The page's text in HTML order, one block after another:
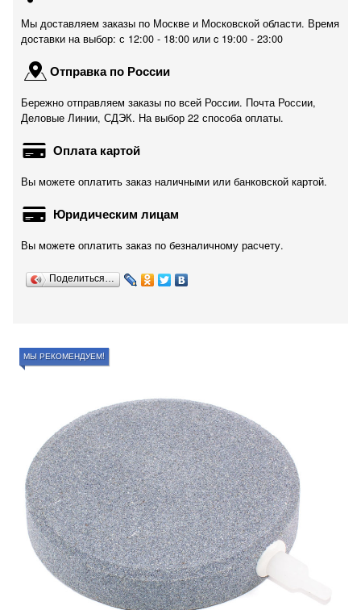
Мы доставляем заказы по Москве и Московской области. Время
доставки на выбор: с 12:00 - 18:00 или c 19:00 - 23:00
Отправка по России
Бережно отправляем заказы по всей России. Почта России,
Деловые Линии, СДЭК. На выбор 22 способа оплаты.
Оплата картой
Вы можете оплатить заказ наличными или банковской картой.
Юридическим лицам
Вы можете оплатить заказ по безналичному расчету.
Поделиться…
МЫ РЕКОМЕНДУЕМ!